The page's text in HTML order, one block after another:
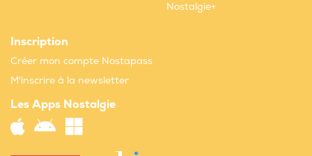
Nostalgie+
Inscription
Créer mon compte Nostapass
M'inscrire à la newsletter
Les Apps Nostalgie